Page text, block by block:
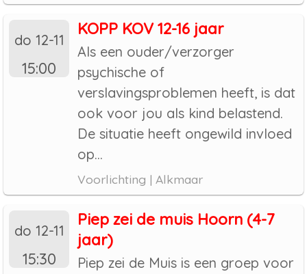
do 12-11
15:00
KOPP KOV 12-16 jaar
Als een ouder/verzorger
psychische of
verslavingsproblemen heeft, is dat
ook voor jou als kind belastend.
De situatie heeft ongewild invloed
op...
Voorlichting | Alkmaar
do 12-11
15:30
Piep zei de muis Hoorn (4-7
jaar)
Piep zei de Muis is een groep voor